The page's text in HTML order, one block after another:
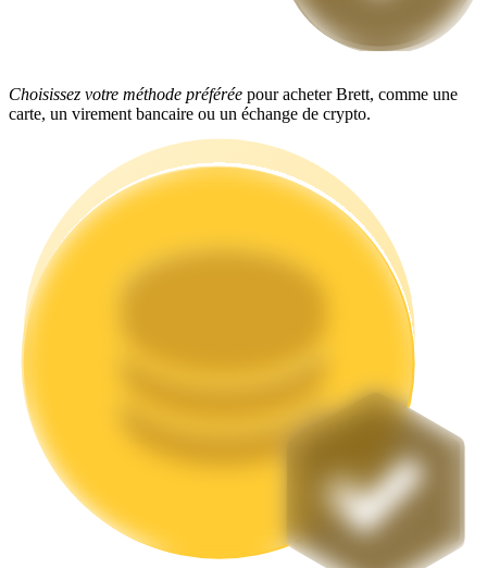
Jalonnement
Des rendements élevés et un accès instantané
Launchpool
Staking flexible pour gagner des jetons populaires
Choisissez votre méthode préférée pour acheter Brett, comme une
carte, un virement bancaire ou un échange de crypto.